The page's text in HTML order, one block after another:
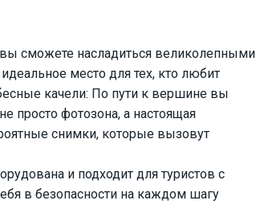
сможете насладиться великолепными
место для тех, кто любит
качели: По пути к вершине вы
просто фотозона, а настоящая
снимки, которые вызовут
и подходит для туристов с
в безопасности на каждом шагу